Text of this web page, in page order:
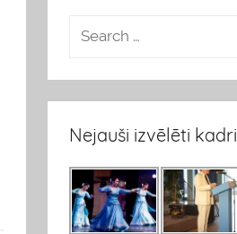
Nejauši izvēlēti kadri